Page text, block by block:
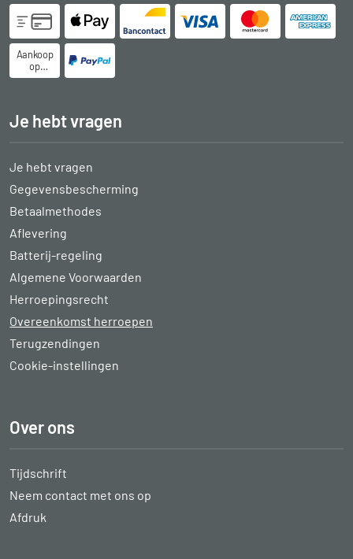
Aankoop
op
rekening
Je hebt vragen
Je hebt vragen
Gegevensbescherming
Betaalmethodes
Aflevering
Batterij-regeling
Algemene Voorwaarden
Herroepingsrecht
Overeenkomst herroepen
Terugzendingen
Cookie-instellingen
Over ons
Tijdschrift
Neem contact met ons op
Afdruk